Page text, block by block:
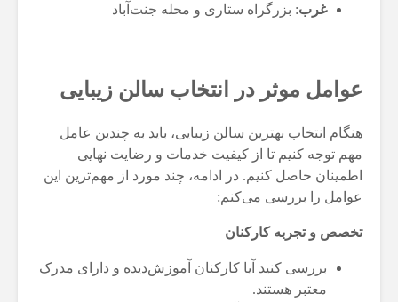
غرب: بزرگراه ستاری و محله جنت‌آباد
عوامل موثر در انتخاب سالن زیبایی
هنگام انتخاب بهترین سالن زیبایی، باید به چندین عامل
مهم توجه کنیم تا از کیفیت خدمات و رضایت نهایی
اطمینان حاصل کنیم. در ادامه، چند مورد از مهم‌ترین این
عوامل را بررسی می‌کنم:
تخصص و تجربه کارکنان
بررسی کنید آیا کارکنان آموزش‌دیده و دارای مدرک
معتبر هستند.